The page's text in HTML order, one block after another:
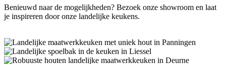
Benieuwd naar de mogelijkheden? Bezoek onze showroom en laat
je inspireren door onze landelijke keukens.